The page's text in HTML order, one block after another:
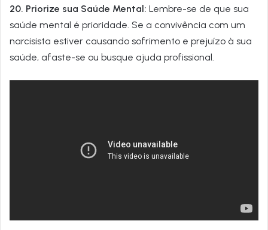
20. Priorize sua Saúde Mental: Lembre-se de que sua
saúde mental é prioridade. Se a convivência com um
narcisista estiver causando sofrimento e prejuízo à sua
saúde, afaste-se ou busque ajuda profissional.